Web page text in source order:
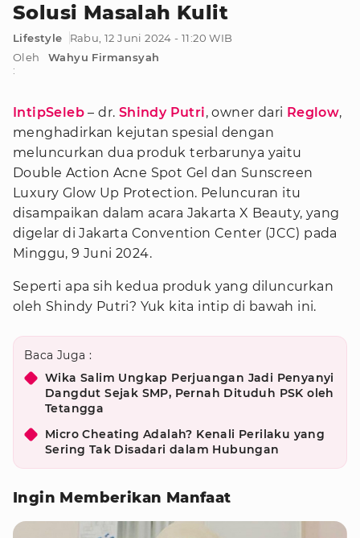
Solusi Masalah Kulit
Lifestyle
Rabu, 12 Juni 2024 - 11:20 WIB
Oleh
:
Wahyu Firmansyah
IntipSeleb – dr. Shindy Putri, owner dari Reglow,
menghadirkan kejutan spesial dengan
meluncurkan dua produk terbarunya yaitu
Double Action Acne Spot Gel dan Sunscreen
Luxury Glow Up Protection. Peluncuran itu
disampaikan dalam acara Jakarta X Beauty, yang
digelar di Jakarta Convention Center (JCC) pada
Minggu, 9 Juni 2024.
Seperti apa sih kedua produk yang diluncurkan
oleh Shindy Putri? Yuk kita intip di bawah ini.
Baca Juga :
Wika Salim Ungkap Perjuangan Jadi Penyanyi
Dangdut Sejak SMP, Pernah Dituduh PSK oleh
Tetangga
Micro Cheating Adalah? Kenali Perilaku yang
Sering Tak Disadari dalam Hubungan
Ingin Memberikan Manfaat